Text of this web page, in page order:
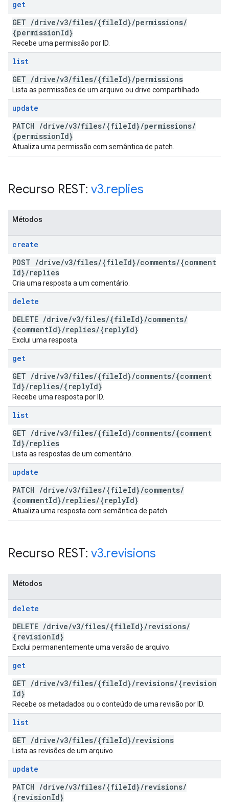
get
GET /drive/v3/files/{fileId}/permissions/
{permissionId}
Recebe uma permissão por ID.
list
GET /drive/v3/files/{fileId}/permissions
Lista as permissões de um arquivo ou drive compartilhado.
update
PATCH /drive/v3/files/{fileId}/permissions/
{permissionId}
Atualiza uma permissão com semântica de patch.
Recurso REST: v3.replies
Métodos
create
POST /drive/v3/files/{fileId}/comments/{comment
Id}/replies
Cria uma resposta a um comentário.
delete
DELETE /drive/v3/files/{fileId}/comments/
{commentId}/replies/{replyId}
Exclui uma resposta.
get
GET /drive/v3/files/{fileId}/comments/{comment
Id}/replies/{replyId}
Recebe uma resposta por ID.
list
GET /drive/v3/files/{fileId}/comments/{comment
Id}/replies
Lista as respostas de um comentário.
update
PATCH /drive/v3/files/{fileId}/comments/
{commentId}/replies/{replyId}
Atualiza uma resposta com semântica de patch.
Recurso REST: v3.revisions
Métodos
delete
DELETE /drive/v3/files/{fileId}/revisions/
{revisionId}
Exclui permanentemente uma versão de arquivo.
get
GET /drive/v3/files/{fileId}/revisions/{revision
Id}
Recebe os metadados ou o conteúdo de uma revisão por ID.
list
GET /drive/v3/files/{fileId}/revisions
Lista as revisões de um arquivo.
update
PATCH /drive/v3/files/{fileId}/revisions/
{revisionId}